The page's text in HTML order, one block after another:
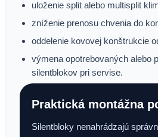
uloženie split alebo multisplit
zníženie prenosu chvenia do
oddelenie kovovej konštrukcie
výmena opotrebovaných alebo
silentblokov pri servise.
Praktická montážna
Silentbloky nenahrádzajú